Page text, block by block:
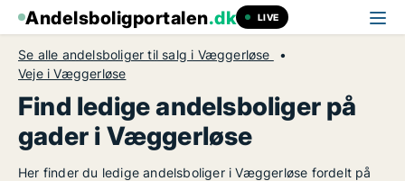
Andelsboligportalen.dk LIVE
Se alle andelsboliger til salg i Væggerløse
Veje i Væggerløse
Find ledige andelsboliger på
gader i Væggerløse
Her finder du ledige andelsboliger i Væggerløse fordelt på